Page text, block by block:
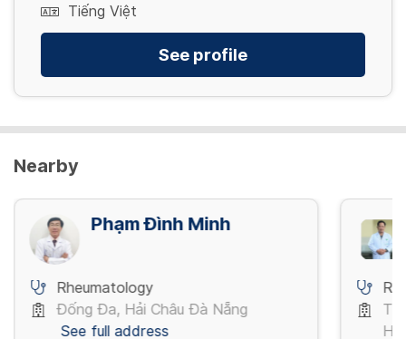
Tiếng Việt
See profile
Nearby
Phạm Đình Minh
Rheumatology
Đống Đa, Hải Châu Đà Nẵng
See full address